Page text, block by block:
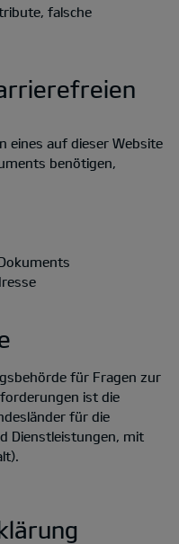
falsche
eines auf dieser Website
benötigen,
für Fragen zur
ist die
für die
Dienstleistungen, mit